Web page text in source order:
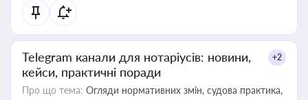
Telegram канали для нотаріусів: новини,
кейси, практичні поради
+2
Про що тема: Огляди нормативних змін, судова практика,